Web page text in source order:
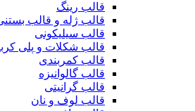
قالب رینگ
قالب ژله و قالب
قالب سیلیکونی
قالب شکلات و پلی
قالب کمربندی
قالب گالوانیزه
قالب گرانیتی
قالب لوف و نان